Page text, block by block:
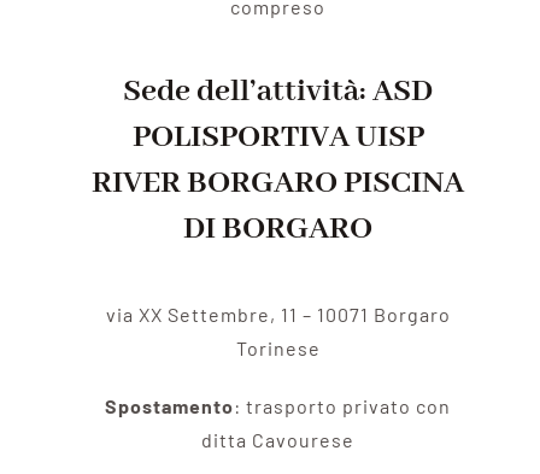
compreso
Sede dell’attività: ASD
POLISPORTIVA UISP
RIVER BORGARO PISCINA
DI BORGARO
via XX Settembre, 11 – 10071 Borgaro
Torinese
Spostamento: trasporto privato con
ditta Cavourese